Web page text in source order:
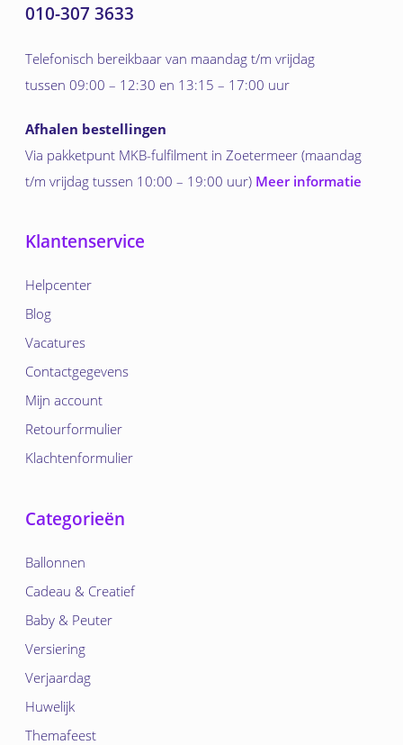
010-307 3633
Telefonisch bereikbaar van maandag t/m vrijdag
tussen 09:00 – 12:30 en 13:15 – 17:00 uur
Afhalen bestellingen
Via pakketpunt MKB-fulfilment in Zoetermeer (maandag
t/m vrijdag tussen 10:00 – 19:00 uur) Meer informatie
Klantenservice
Helpcenter
Blog
Vacatures
Contactgegevens
Mijn account
Retourformulier
Klachtenformulier
Categorieën
Ballonnen
Cadeau & Creatief
Baby & Peuter
Versiering
Verjaardag
Huwelijk
Themafeest